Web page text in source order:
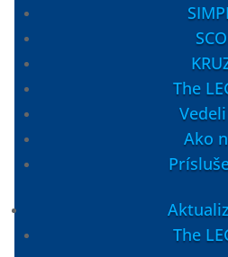
The
Ako
The
Spodná tyč karbónová
Lower Shaft carbon NOKTA pre
SCORE a The
Pridať do